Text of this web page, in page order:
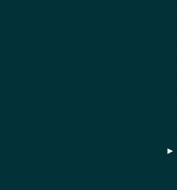
►